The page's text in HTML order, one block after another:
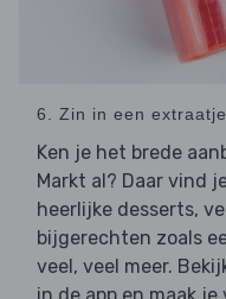
6. Zin in een
Ken je het brede
Markt al? Daar vind
heerlijke desserts,
bijgerechten zoals
veel, veel meer.